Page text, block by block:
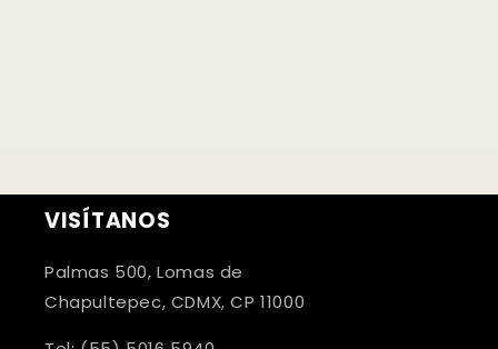
VISÍTANOS
Palmas 500, Lomas de
Chapultepec, CDMX, CP 11000